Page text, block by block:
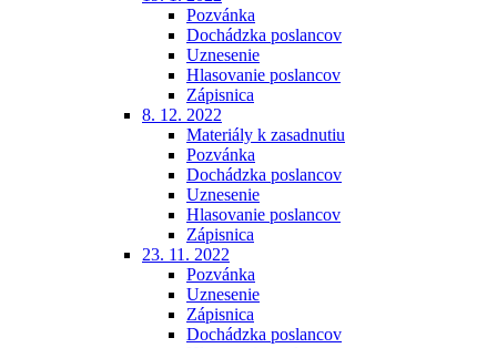
Pozvánka
Dochádzka poslancov
Uznesenie
Hlasovanie poslancov
Zápisnica
8. 12. 2022
Materiály k zasadnutiu
Pozvánka
Dochádzka poslancov
Uznesenie
Hlasovanie poslancov
Zápisnica
23. 11. 2022
Pozvánka
Uznesenie
Zápisnica
Dochádzka poslancov